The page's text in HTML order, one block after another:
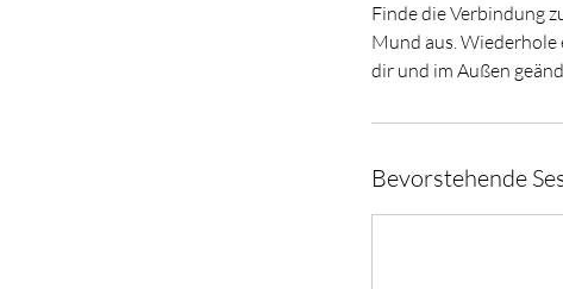
Finde die Verbindung
Mund aus. Wiederhole
dir und im Außen
Bevorstehende